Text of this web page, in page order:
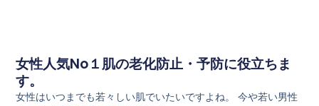
女性人気No１肌の老化防止・予防に役立ちま
す。
女性はいつまでも若々しい肌でいたいですよね。 今や若い男性